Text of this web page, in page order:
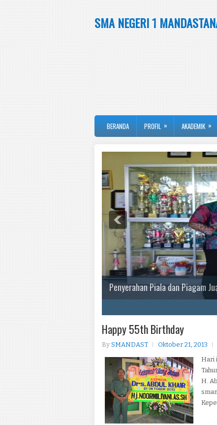
SMA NEGERI 1
BERANDA PROFIL » AKADEMIK »
Penyerahan Piala dan Piagam
Happy 55th Birthday
By SMANDAST Oktober 21, 2013
Hari
H.